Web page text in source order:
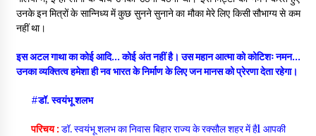
उनके इन मित्रों के सान्निध्य में कुछ सुनने सुनाने का मौका मेरे लिए किसी सौभाग्य से कम
नहीं था।
इस अटल गाथा का कोई आदि… कोई अंत नहीं है। उस महान आत्मा को कोटिशः नमन…
उनका व्यक्तित्व हमेशा ही नव भारत के निर्माण के लिए जन मानस को प्रेरणा देता रहेगा।
#डॉ. स्वयंभू शलभ
परिचय : डॉ. स्वयंभू शलभ का निवास बिहार राज्य के रक्सौल शहर में हैl आपकी